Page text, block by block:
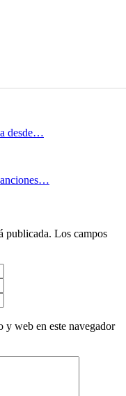
desde…
publicada. Los campos
y web en este navegador